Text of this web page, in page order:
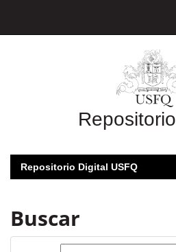
Repositorio
Repositorio Digital USFQ
Buscar